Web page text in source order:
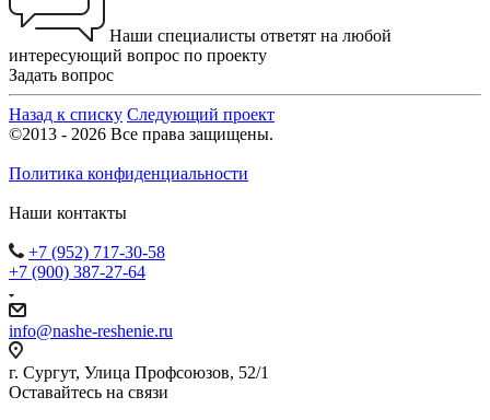
Наши специалисты ответят на любой
интересующий вопрос по проекту
Задать вопрос
Назад к списку Следующий проект
©2013 - 2026 Все права защищены.
Политика конфиденциальности
Наши контакты
+7 (952) 717-30-58
+7 (900) 387-27-64
info@nashe-reshenie.ru
г. Сургут, Улица Профсоюзов, 52/1
Оставайтесь на связи